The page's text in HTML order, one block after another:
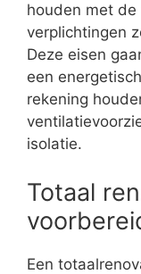
houden met
verplichtingen
Deze eisen
een
rekening
isolatie.
Totaal
Een